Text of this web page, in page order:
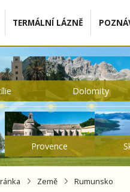
TERMÁLNÍ LÁZNĚ
Dolomity
Provence
Země Rumunsko